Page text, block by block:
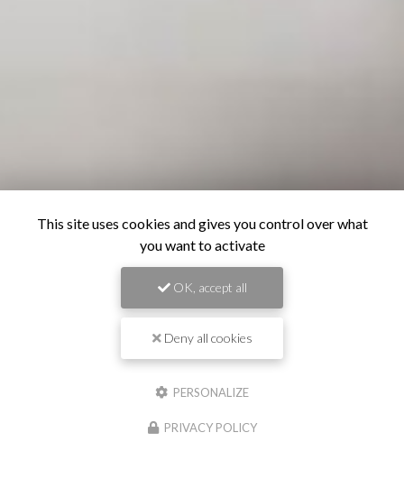
This site uses cookies and gives you control over what
you want to activate
OK, accept all
Deny all cookies
PERSONALIZE
PRIVACY POLICY